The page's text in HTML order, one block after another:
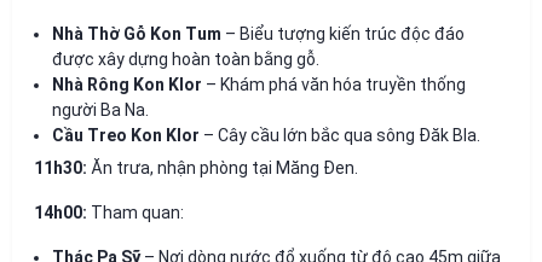
Nhà Thờ Gỗ Kon Tum – Biểu tượng kiến trúc độc đáo
được xây dựng hoàn toàn bằng gỗ.
Nhà Rông Kon Klor – Khám phá văn hóa truyền thống
người Ba Na.
Cầu Treo Kon Klor – Cây cầu lớn bắc qua sông Đăk Bla.
11h30: Ăn trưa, nhận phòng tại Măng Đen.
14h00: Tham quan:
Thác Pa Sỹ– Nơi dòng nước đổ xuống từ độ cao 45m giữa